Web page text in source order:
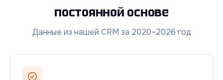
постоянной основе
Данные из нашей CRM за 2020–2026 год